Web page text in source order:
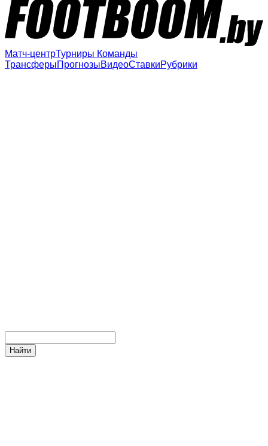
Матч-центрТурниры Команды
ТрансферыПрогнозыВидеоСтавкиРубрики